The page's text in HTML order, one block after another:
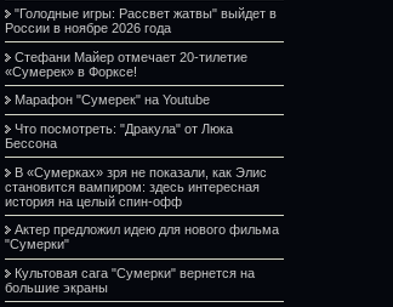
"Голодные игры: Рассвет жатвы" выйдет в
России в ноябре 2026 года
Стефани Майер отмечает 20-тилетие
«Сумерек» в Форксе!
Марафон "Сумерек" на Youtube
Что посмотреть: "Дракула" от Люка
Бессона
В «Сумерках» зря не показали, как Элис
становится вампиром: здесь интересная
история на целый спин-офф
Актер предложил идею для нового фильма
"Сумерки"
Культовая сага "Сумерки" вернется на
большие экраны